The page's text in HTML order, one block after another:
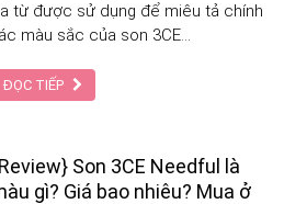
từ được sử dụng để miêu tả chính
màu sắc của son 3CE
trầm và lạnh nên có thể tạo nên nét
gợi cảm và thu hút nhất cho đôi
khá dễ dùng và tôn da nên được
chị em săn đón và yêu thích.
ĐỌC TIẾP
Son 3CE Needful là
gì? Giá bao nhiêu? Mua ở